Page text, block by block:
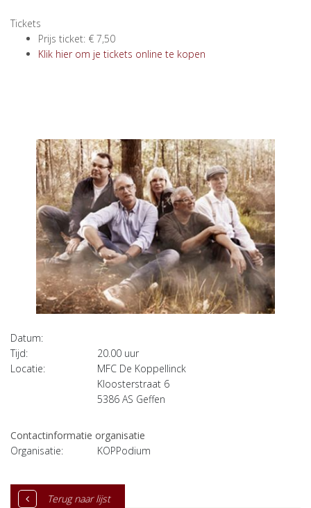
Tickets
Prijs ticket: € 7,50
Klik hier om je tickets online te kopen
Datum:
Tijd:
20.00 uur
Locatie:
MFC De Koppellinck
Kloosterstraat 6
5386 AS Geffen
Contactinformatie organisatie
Organisatie:
KOPPodium
Terug naar lijst